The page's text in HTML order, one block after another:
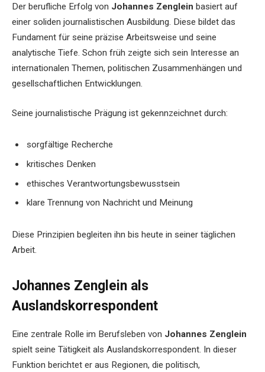
Der berufliche Erfolg von Johannes Zenglein basiert auf
einer soliden journalistischen Ausbildung. Diese bildet das
Fundament für seine präzise Arbeitsweise und seine
analytische Tiefe. Schon früh zeigte sich sein Interesse an
internationalen Themen, politischen Zusammenhängen und
gesellschaftlichen Entwicklungen.
Seine journalistische Prägung ist gekennzeichnet durch:
sorgfältige Recherche
kritisches Denken
ethisches Verantwortungsbewusstsein
klare Trennung von Nachricht und Meinung
Diese Prinzipien begleiten ihn bis heute in seiner täglichen
Arbeit.
Johannes Zenglein als
Auslandskorrespondent
Eine zentrale Rolle im Berufsleben von Johannes Zenglein
spielt seine Tätigkeit als Auslandskorrespondent. In dieser
Funktion berichtet er aus Regionen, die politisch,